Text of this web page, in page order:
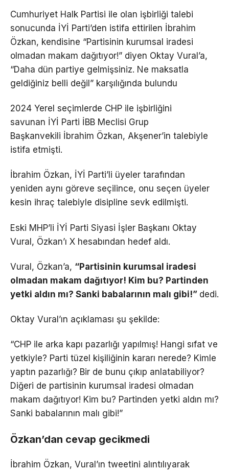
Cumhuriyet Halk Partisi ile olan işbirliği talebi
sonucunda İYİ Parti’den istifa ettirilen İbrahim
Özkan, kendisine “Partisinin kurumsal iradesi
olmadan makam dağıtıyor!” diyen Oktay Vural’a,
“Daha dün partiye gelmişsiniz. Ne maksatla
geldiğiniz belli değil” karşılığında bulundu
2024 Yerel seçimlerde CHP ile işbirliğini
savunan İYİ Parti İBB Meclisi Grup
Başkanvekili İbrahim Özkan, Akşener’in talebiyle
istifa etmişti.
İbrahim Özkan, İYİ Parti’li üyeler tarafından
yeniden aynı göreve seçilince, onu seçen üyeler
kesin ihraç talebiyle disipline sevk edilmişti.
Eski MHP’li İYİ Parti Siyasi İşler Başkanı Oktay
Vural, Özkan’ı X hesabından hedef aldı.
Vural, Özkan’a, “Partisinin kurumsal iradesi
olmadan makam dağıtıyor! Kim bu? Partinden
yetki aldın mı? Sanki babalarının malı gibi!” dedi.
Oktay Vural’ın açıklaması şu şekilde:
“CHP ile arka kapı pazarlığı yapılmış! Hangi sıfat ve
yetkiyle? Parti tüzel kişiliğinin kararı nerede? Kimle
yaptın pazarlığı? Bir de bunu çıkıp anlatabiliyor?
Diğeri de partisinin kurumsal iradesi olmadan
makam dağıtıyor! Kim bu? Partinden yetki aldın mı?
Sanki babalarının malı gibi!”
Özkan’dan cevap gecikmedi
İbrahim Özkan, Vural’ın tweetini alıntılıyarak